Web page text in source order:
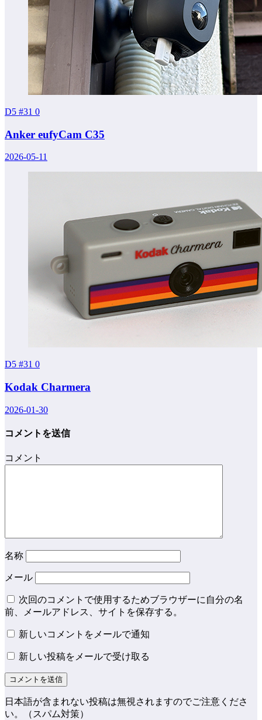
D5 #31 0
Anker eufyCam C35
2026-05-11
D5 #31 0
Kodak Charmera
2026-01-30
コメントを送信
コメント
名称
メール
次回のコメントで使用するためブラウザーに自分の名
前、メールアドレス、サイトを保存する。
新しいコメントをメールで通知
新しい投稿をメールで受け取る
日本語が含まれない投稿は無視されますのでご注意くださ
い。（スパム対策）